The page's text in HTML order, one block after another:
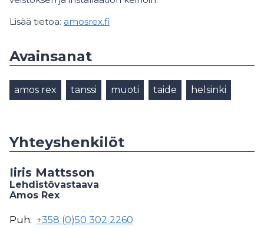
Lisää tietoa: amosrex.fi
Avainsanat
amos rex tanssi muoti taide helsinki
Yhteyshenkilöt
Iiris Mattsson
Lehdistövastaava
Amos Rex
Puh: +358 (0)50 302 2260